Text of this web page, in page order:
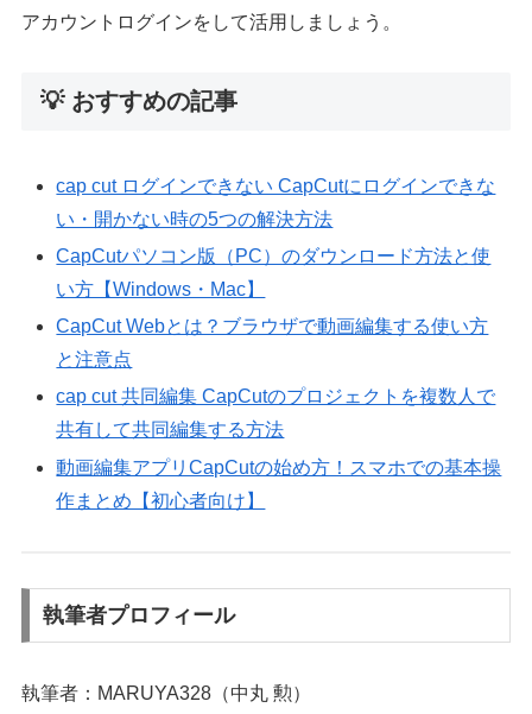
アカウントログインをして活用しましょう。
💡 おすすめの記事
cap cut ログインできない CapCutにログインできな
い・開かない時の5つの解決方法
CapCutパソコン版（PC）のダウンロード方法と使
い方【Windows・Mac】
CapCut Webとは？ブラウザで動画編集する使い方
と注意点
cap cut 共同編集 CapCutのプロジェクトを複数人で
共有して共同編集する方法
動画編集アプリCapCutの始め方！スマホでの基本操
作まとめ【初心者向け】
執筆者プロフィール
執筆者：MARUYA328（中丸 勲）